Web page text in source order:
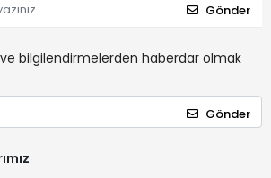
Gönder
bilgilendirmelerden haberdar olmak
Gönder